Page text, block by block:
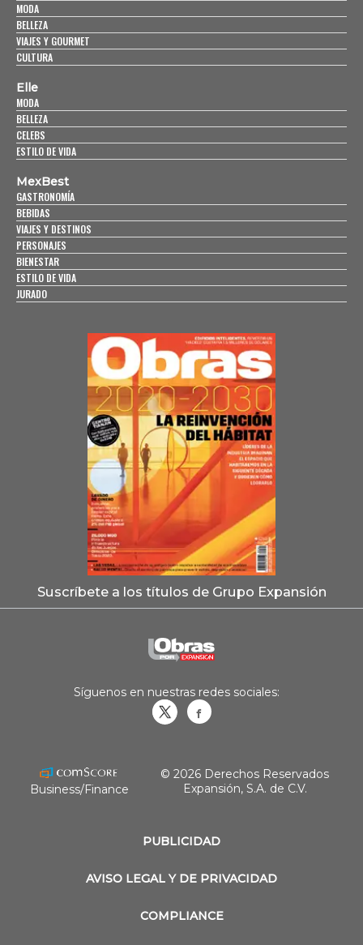
MODA
BELLEZA
VIAJES Y GOURMET
CULTURA
Elle
MODA
BELLEZA
CELEBS
ESTILO DE VIDA
MexBest
GASTRONOMÍA
BEBIDAS
VIAJES Y DESTINOS
PERSONAJES
BIENESTAR
ESTILO DE VIDA
JURADO
Suscríbete a los títulos de Grupo Expansión
PUBLICIDAD
AVISO LEGAL Y DE PRIVACIDAD
COMPLIANCE
Síguenos en nuestras redes sociales:
Business/Finance
© 2026 Derechos Reservados
Expansión, S.A. de C.V.